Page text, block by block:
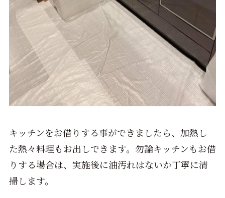
キッチンをお借りする事ができましたら、加熱し
た熱々料理もお出しできます。勿論キッチンもお借
りする場合は、実施後に油汚れはないか丁寧に清
掃します。